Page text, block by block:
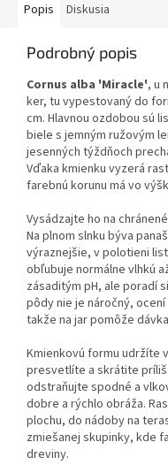
Popis Diskusia
Podrobný popis
Cornus alba 'Miracle', u
ker, tu vypestovaný do
cm. Hlavnou ozdobou sú
biele s jemným ružovým
jesenných týždňoch
Vďaka kmienku vyzerá
farebnú korunu má vo
Vysádzajte ho na
Na plnom slnku býva
výraznejšie, v polotieni
obľubuje normálne vlhkú
zásaditým pH, ale poradí
pôdy nie je náročný,
takže na jar pomôže
Kmienkovú formu udržíte
presvetlíte a skrátite
odstraňujte spodné a
dobre a rýchlo obráža.
plochu, do nádoby na
zmiešanej skupinky, kde
dreviny.